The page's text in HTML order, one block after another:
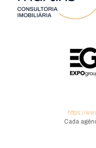
https://
Cada